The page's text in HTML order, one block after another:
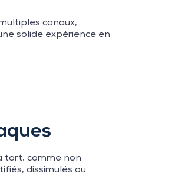
canaux,
solide expérience en
tort, comme non
dissimulés ou